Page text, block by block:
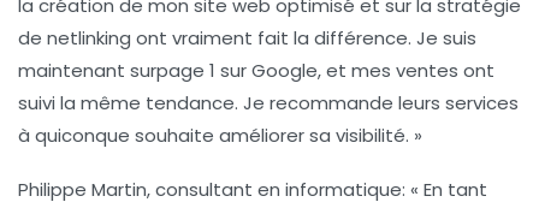
la création de mon site web optimisé et sur la stratégie
de netlinking ont vraiment fait la différence. Je suis
maintenant surpage 1 sur Google, et mes ventes ont
suivi la même tendance. Je recommande leurs services
à quiconque souhaite améliorer sa visibilité. »
Philippe Martin, consultant en informatique: « En tant